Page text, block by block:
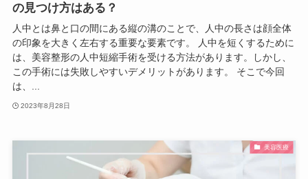
の見つけ方はある？
人中とは鼻と口の間にある縦の溝のことで、人中の長さは顔全体
の印象を大きく左右する重要な要素です。 人中を短くするために
は、美容整形の人中短縮手術を受ける方法があります。しかし、
この手術には失敗しやすいデメリットがあります。 そこで今回
は、...
2023年8月28日
美容医療